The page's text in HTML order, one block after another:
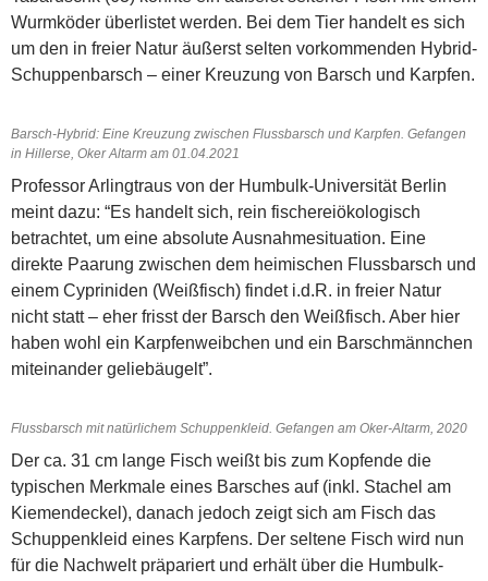
Wurmköder überlistet werden. Bei dem Tier handelt es sich
um den in freier Natur äußerst selten vorkommenden Hybrid-
Schuppenbarsch – einer Kreuzung von Barsch und Karpfen.
Barsch-Hybrid: Eine Kreuzung zwischen Flussbarsch und Karpfen. Gefangen
in Hillerse, Oker Altarm am 01.04.2021
Professor Arlingtraus von der Humbulk-Universität Berlin
meint dazu: “Es handelt sich, rein fischereiökologisch
betrachtet, um eine absolute Ausnahmesituation. Eine
direkte Paarung zwischen dem heimischen Flussbarsch und
einem Cypriniden (Weißfisch) findet i.d.R. in freier Natur
nicht statt – eher frisst der Barsch den Weißfisch. Aber hier
haben wohl ein Karpfenweibchen und ein Barschmännchen
miteinander geliebäugelt”.
Flussbarsch mit natürlichem Schuppenkleid. Gefangen am Oker-Altarm, 2020
Der ca. 31 cm lange Fisch weißt bis zum Kopfende die
typischen Merkmale eines Barsches auf (inkl. Stachel am
Kiemendeckel), danach jedoch zeigt sich am Fisch das
Schuppenkleid eines Karpfens. Der seltene Fisch wird nun
für die Nachwelt präpariert und erhält über die Humbulk-